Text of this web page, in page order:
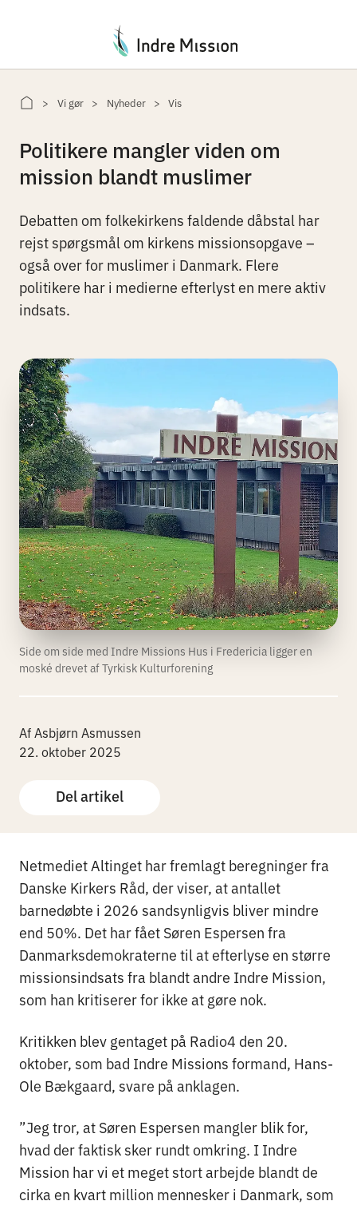
Vi gør Nyheder Vis
Politikere mangler viden om
mission blandt muslimer
Debatten om folkekirkens faldende dåbstal har
rejst spørgsmål om kirkens missionsopgave –
også over for muslimer i Danmark. Flere
politikere har i medierne efterlyst en mere aktiv
indsats.
Side om side med Indre Missions Hus i Fredericia ligger en
moské drevet af Tyrkisk Kulturforening
Af Asbjørn Asmussen
22. oktober 2025
Del artikel
Netmediet Altinget har fremlagt beregninger fra
Danske Kirkers Råd, der viser, at antallet
barnedøbte i 2026 sandsynligvis bliver mindre
end 50%. Det har fået Søren Espersen fra
Danmarksdemokraterne til at efterlyse en større
missionsindsats fra blandt andre Indre Mission,
som han kritiserer for ikke at gøre nok.
Kritikken blev gentaget på Radio4 den 20.
oktober, som bad Indre Missions formand, Hans-
Ole Bækgaard, svare på anklagen.
”Jeg tror, at Søren Espersen mangler blik for,
hvad der faktisk sker rundt omkring. I Indre
Mission har vi et meget stort arbejde blandt de
cirka en kvart million mennesker i Danmark, som